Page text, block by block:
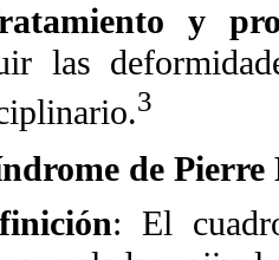
y
las
3
de
: El